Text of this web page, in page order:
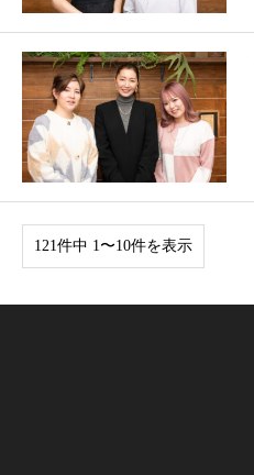
121件中 1〜10件を表示